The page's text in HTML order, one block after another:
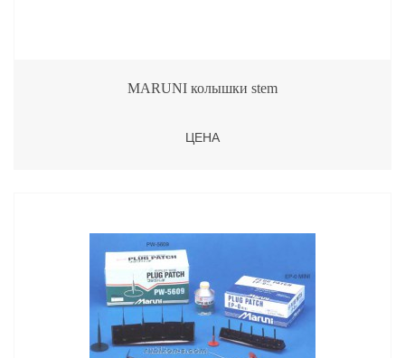
MARUNI колышки stem
ЦЕНА